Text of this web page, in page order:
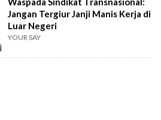
Jangan Tergiur Janji Manis Kerja di
Luar Negeri
YOUR SAY